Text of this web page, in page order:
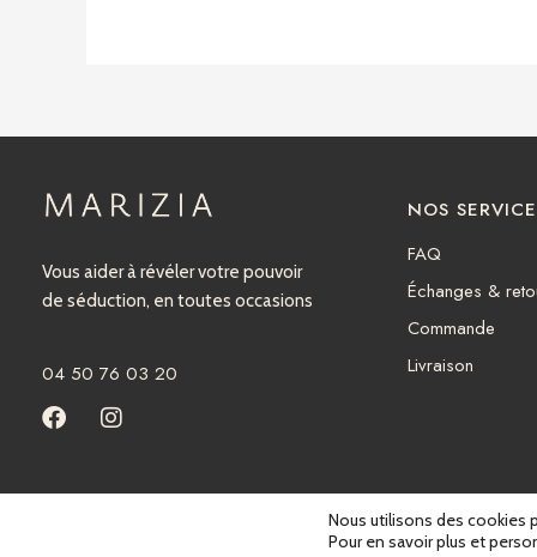
Vous aider à révéler votre pouvoir
de séduction, en toutes occasions
04 50 76 03 20
F
e
I
t
NOS
FAQ
Échanges &
Commande
Livraison
Mentions légales
Nous utilisons des cookies
Pour en savoir plus et